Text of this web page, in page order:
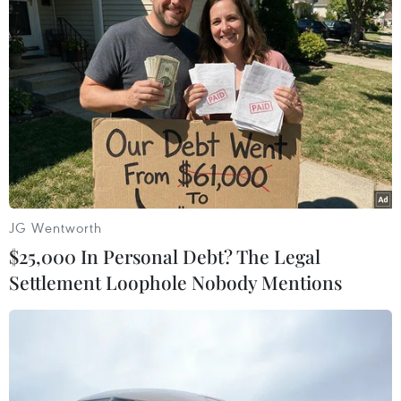
Tổng thống Nga thay đổi vị trí các chỉ
huy tại mặt trận Ukraine
Nga và Ukraine tiếp tục tấn công qua
lại, thương vong không ngừng gia tăng
TIN LIÊN QUAN
JG Wentworth
$25,000 In Personal Debt? The Legal
Settlement Loophole Nobody Mentions